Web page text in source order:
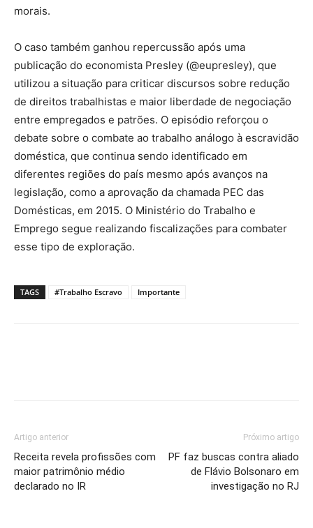
morais.
O caso também ganhou repercussão após uma
publicação do economista Presley (@eupresley), que
utilizou a situação para criticar discursos sobre redução
de direitos trabalhistas e maior liberdade de negociação
entre empregados e patrões. O episódio reforçou o
debate sobre o combate ao trabalho análogo à escravidão
doméstica, que continua sendo identificado em
diferentes regiões do país mesmo após avanços na
legislação, como a aprovação da chamada PEC das
Domésticas, em 2015. O Ministério do Trabalho e
Emprego segue realizando fiscalizações para combater
esse tipo de exploração.
TAGS #Trabalho Escravo Importante
Artigo anterior
Receita revela profissões com
maior patrimônio médio
declarado no IR
Próximo artigo
PF faz buscas contra aliado
de Flávio Bolsonaro em
investigação no RJ